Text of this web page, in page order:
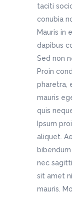
taciti
conubia
Mauris in
dapibus
Sed non
Proin
pharetra,
mauris
quis
Ipsum
aliquet.
nec
sit amet
mauris.